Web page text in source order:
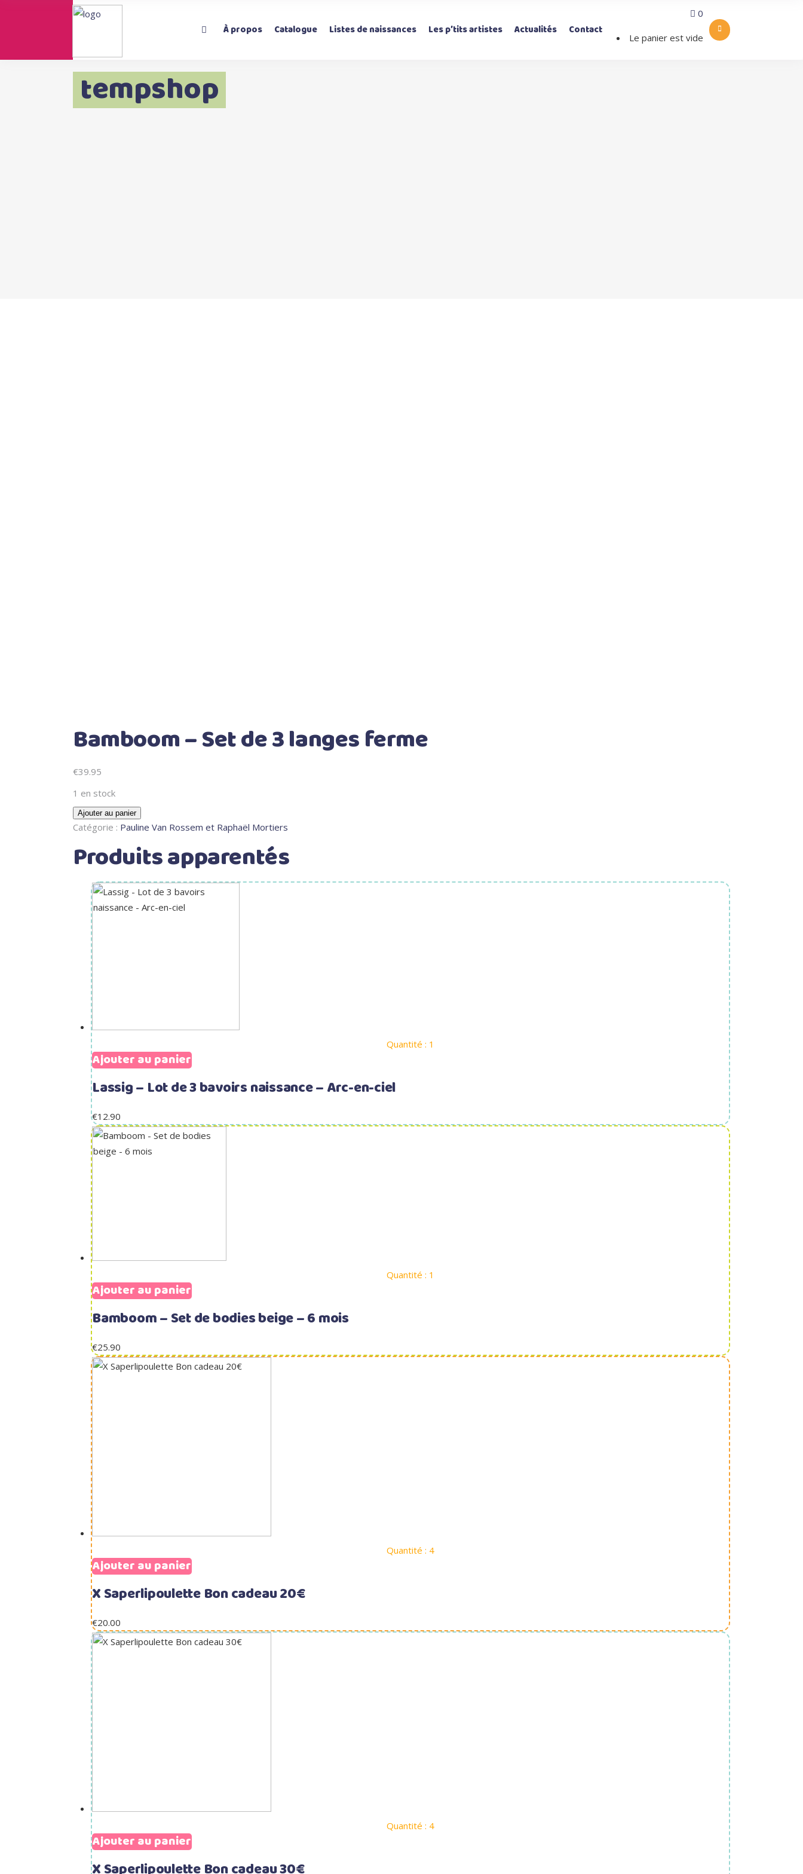
À propos Catalogue Listes de naissances Les p’tits artistes Actualités Contact
0
Le panier est vide
tempshop
Bamboom – Set de 3 langes ferme
€39.95
1 en stock
Ajouter au panier
Catégorie : Pauline Van Rossem et Raphaël Mortiers
Produits apparentés
Quantité : 1
Ajouter au panier
Lassig – Lot de 3 bavoirs naissance – Arc-en-ciel
€12.90
Quantité : 1
Ajouter au panier
Bamboom – Set de bodies beige – 6 mois
€25.90
Quantité : 4
Ajouter au panier
X Saperlipoulette Bon cadeau 20€
€20.00
Quantité : 4
Ajouter au panier